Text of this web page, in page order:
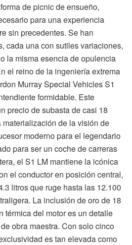
de picnic de ensueño,
para una experiencia
sin precedentes. Se han
cada una con sutiles variaciones,
la misma esencia de opulencia
el reino de la ingeniería extrema
Murray Special Vehicles S1
formidable. Este
precio de subasta de casi 18
de la visión de
moderno para el legendario
para ser un coche de carreras
el S1 LM mantiene la icónica
el conductor en posición central,
litros que ruge hasta las 12.100
La inclusión de oro de 18
térmica del motor es un detalle
obra maestra. Con solo cinco
es tan elevada como